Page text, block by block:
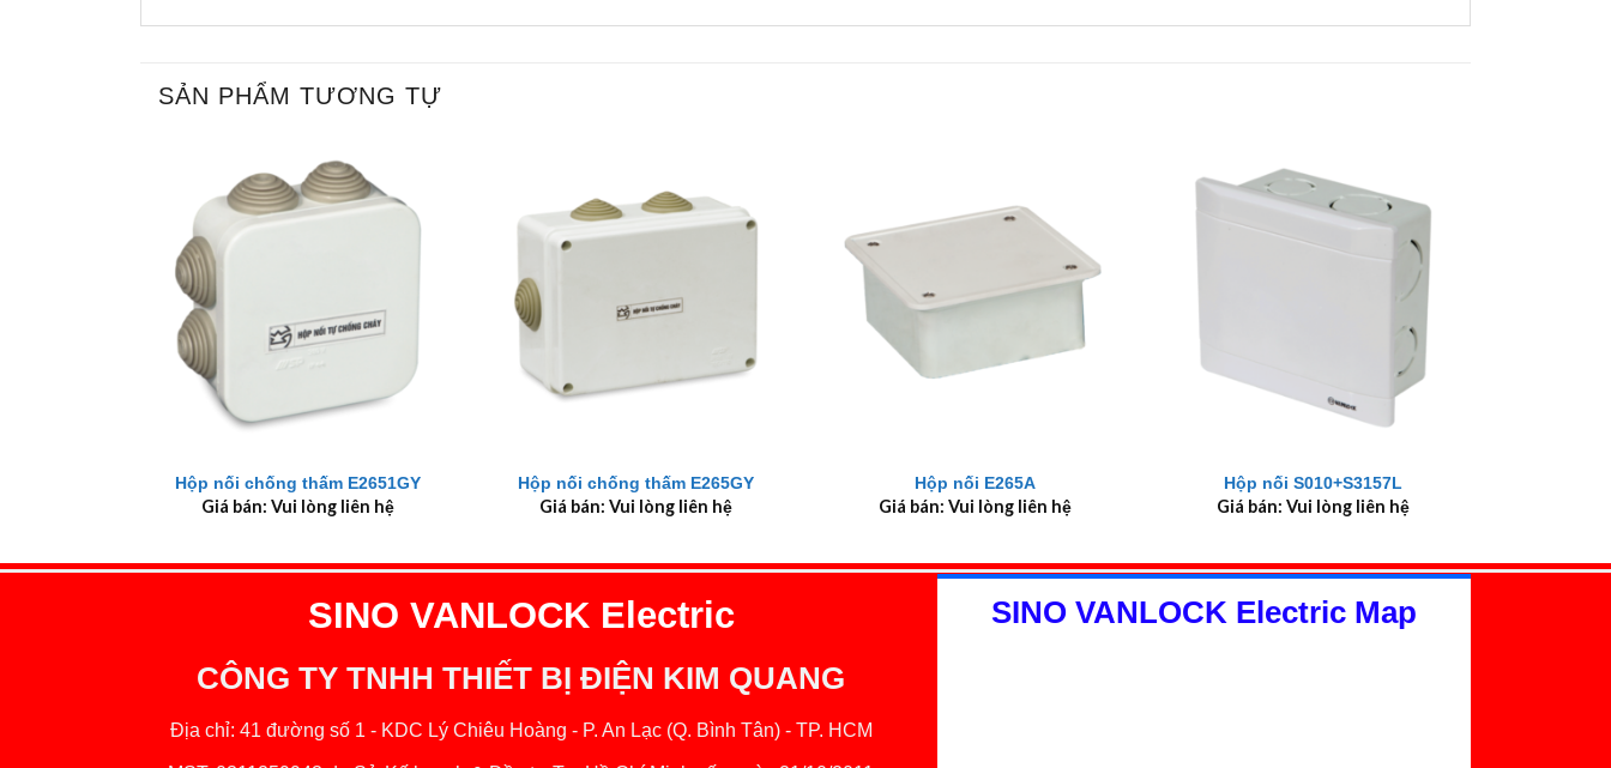
SẢN PHẨM TƯƠNG TỰ
Hộp nối chống thấm E2651GY
Giá bán: Vui lòng liên hệ
Hộp nối chống thấm E265GY
Giá bán: Vui lòng liên hệ
Hộp nối E265A
Giá bán: Vui lòng liên hệ
Hộp nối S010+S3157L
Giá bán: Vui lòng liên hệ
SINO VANLOCK Electric
CÔNG TY TNHH THIẾT BỊ ĐIỆN KIM QUANG
Địa chỉ: 41 đường số 1 - KDC Lý Chiêu Hoàng - P. An Lạc (Q. Bình Tân) - TP. HCM
SINO VANLOCK Electric Map